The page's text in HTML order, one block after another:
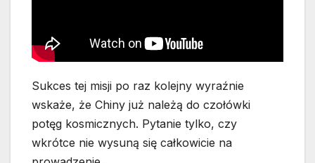
Sukces tej misji po raz kolejny wyraźnie
wskaże, że Chiny już należą do czołówki
potęg kosmicznych. Pytanie tylko, czy
wkrótce nie wysuną się całkowicie na